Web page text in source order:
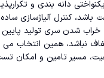
یکنواختی دانه بندی و
باشد، کنترل آلیاژسازی
شدن سری تولید پایین
نباشد، همین انتخاب می
مسیر تامین و امکان